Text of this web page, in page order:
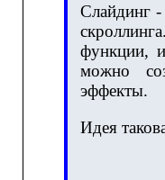
Слайдинг -
функции,
можно
эффекты.
Идея